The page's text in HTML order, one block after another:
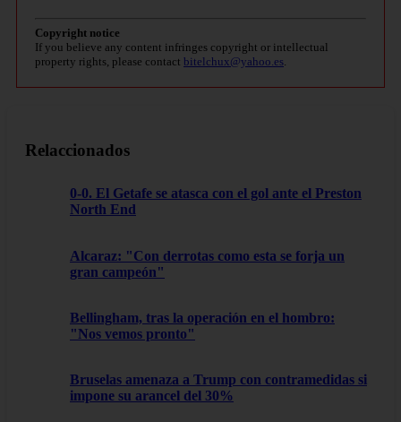
Copyright notice
If you believe any content infringes copyright or intellectual
property rights, please contact bitelchux@yahoo.es
Relaccionados
0-0. El Getafe se atasca con el gol ante el Preston
North End
Alcaraz: "Con derrotas como esta se forja un
gran campeón"
Bellingham, tras la operación en el hombro:
"Nos vemos pronto"
Bruselas amenaza a Trump con contramedidas si
impone su arancel del 30%